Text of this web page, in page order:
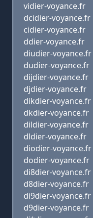
vidier-voyance.fr
dcidier-voyance.fr
cidier-voyance.fr
ddier-voyance.fr
diudier-voyance.fr
dudier-voyance.fr
dijdier-voyance.fr
djdier-voyance.fr
dikdier-voyance.fr
dkdier-voyance.fr
dildier-voyance.fr
dldier-voyance.fr
diodier-voyance.fr
dodier-voyance.fr
di8dier-voyance.fr
d8dier-voyance.fr
di9dier-voyance.fr
d9dier-voyance.fr